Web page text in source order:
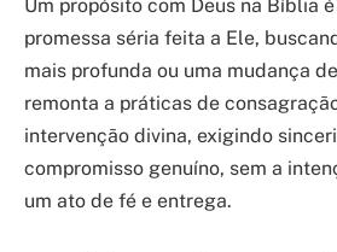
Um propósito com Deus na Bíblia
promessa séria feita a Ele,
mais profunda ou uma mudança
remonta a práticas de
intervenção divina, exigindo
compromisso genuíno, sem a
um ato de fé e entrega.